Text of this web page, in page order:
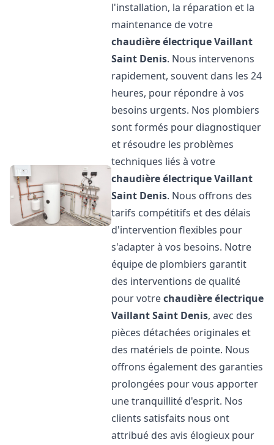
l'installation, la réparation et la
maintenance de votre
chaudière électrique Vaillant
Saint Denis. Nous intervenons
rapidement, souvent dans les 24
heures, pour répondre à vos
besoins urgents. Nos plombiers
sont formés pour diagnostiquer
et résoudre les problèmes
techniques liés à votre
chaudière électrique Vaillant
Saint Denis. Nous offrons des
tarifs compétitifs et des délais
d'intervention flexibles pour
s'adapter à vos besoins. Notre
équipe de plombiers garantit
des interventions de qualité
pour votrechaudière électrique
VaillantSaint Denis, avec des
pièces détachées originales et
des matériels de pointe. Nous
offrons également des garanties
prolongées pour vous apporter
une tranquillité d'esprit. Nos
clients satisfaits nous ont
attribué des avis élogieux pour